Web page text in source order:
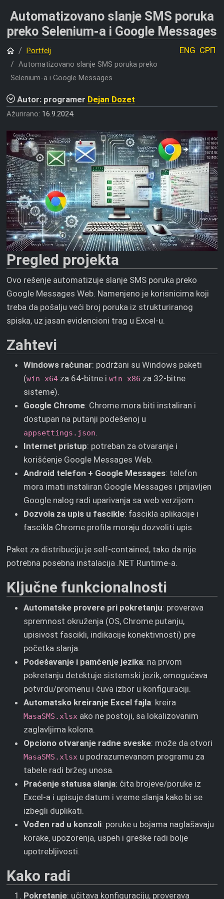
Automatizovano slanje SMS poruka
preko Selenium-a i Google Messages
Početna
Portfelj
Automatizovano slanje SMS poruka preko
Selenium-a i Google Messages
ENG СРП
Autor: programer Dejan Dozet
Ažurirano: 16.9.2024.
Pregled projekta
Ovo rešenje automatizuje slanje SMS poruka preko
Google Messages Web. Namenjeno je korisnicima koji
treba da pošalju veći broj poruka iz strukturiranog
spiska, uz jasan evidencioni trag u Excel-u.
Zahtevi
Windows računar: podržani su Windows paketi
(win-x64za 64-bitne i win-x86 za 32-bitne
sisteme).
Google Chrome: Chrome mora biti instaliran i
dostupan na putanji podešenoj u
appsettings.json.
Internet pristup: potreban za otvaranje i
korišćenje Google Messages Web.
Android telefon + Google Messages: telefon
mora imati instaliran Google Messages i prijavljen
Google nalog radi uparivanja sa web verzijom.
Dozvola za upis u fascikle: fascikla aplikacije i
fascikla Chrome profila moraju dozvoliti upis.
Paket za distribuciju je self-contained, tako da nije
potrebna posebna instalacija .NET Runtime-a.
Ključne funkcionalnosti
Automatske provere pri pokretanju: proverava
spremnost okruženja (OS, Chrome putanju,
upisivost fascikli, indikacije konektivnosti) pre
početka slanja.
Podešavanje i pamćenje jezika: na prvom
pokretanju detektuje sistemski jezik, omogućava
potvrdu/promenu i čuva izbor u konfiguraciji.
Automatsko kreiranje Excel fajla: kreira
MasaSMS.xlsx ako ne postoji, sa lokalizovanim
zaglavljima kolona.
Opciono otvaranje radne sveske: može da otvori
MasaSMS.xlsx u podrazumevanom programu za
tabele radi bržeg unosa.
Praćenje statusa slanja: čita brojeve/poruke iz
Excel-a i upisuje datum i vreme slanja kako bi se
izbegli duplikati.
Vođen rad u konzoli: poruke u bojama naglašavaju
korake, upozorenja, uspeh i greške radi bolje
upotrebljivosti.
Kako radi
Pokretanje: učitava konfiguraciju, proverava